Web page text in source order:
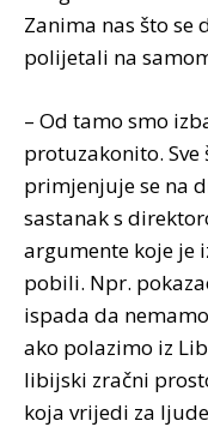
Zanima nas što se
polijetali na
– Od tamo smo
protuzakonito.
primjenjuje se na
sastanak s
argumente koje je
pobili. Npr.
ispada da
ako polazimo iz
libijski zračni
koja vrijedi za